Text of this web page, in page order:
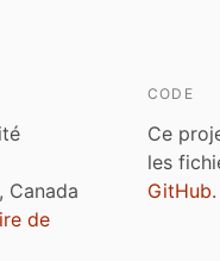
Canada
de
CODE
Ce
les
GitHub.